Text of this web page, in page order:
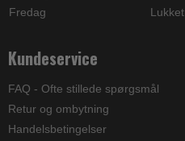
Fredag
Lukket
Kundeservice
FAQ - Ofte stillede spørgsmål
Retur og ombytning
Handelsbetingelser